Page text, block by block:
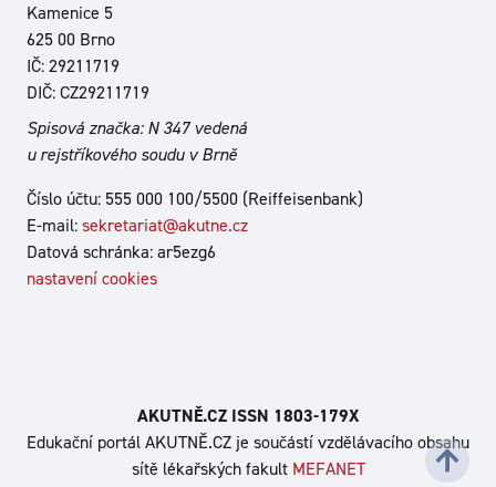
Kamenice 5
625 00 Brno
IČ: 29211719
DIČ: CZ29211719
Spisová značka: N 347 vedená
u rejstříkového soudu v Brně
Číslo účtu: 555 000 100/5500 (Reiffeisenbank)
E-mail:sekretariat@akutne.cz
Datová schránka: ar5ezg6
nastavení cookies
AKUTNĚ.CZ ISSN 1803‑179X
Edukační portál AKUTNĚ.CZ je součástí vzdělávacího obsahu
sítě lékařských fakult MEFANET